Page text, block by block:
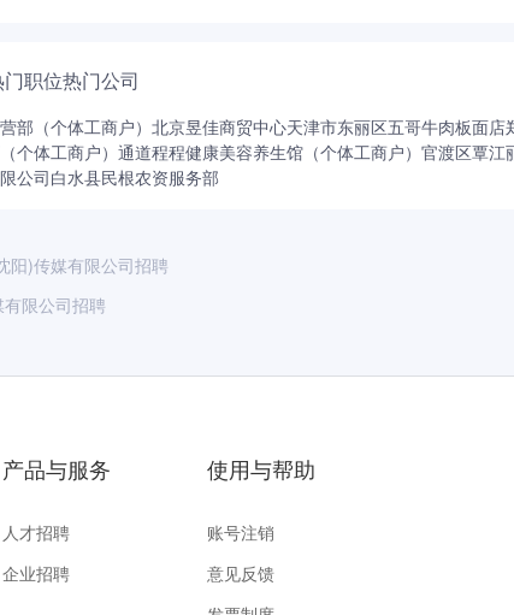
职位热门公司
部（个体工商户） 北京昱佳商贸中心天津市东丽区五哥牛肉板面店
个体工商户） 通道程程健康美容养生馆（个体工商户） 官渡区覃江
公司白水县民根农资服务部
阳)传媒有限公司招聘
限公司招聘
产品与服务
人才招聘
企业招聘
使用与帮助
账号注销
意见反馈